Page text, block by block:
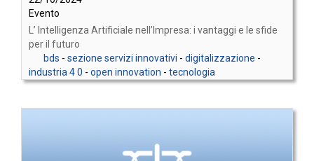
Evento
L’ Intelligenza Artificiale nell’Impresa: i vantaggi e le sfide
per il futuro
bds - sezione servizi innovativi - digitalizzazione -
industria 4 0 - open innovation - tecnologia